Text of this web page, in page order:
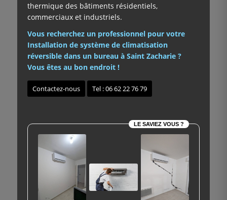
thermique des bâtiments résidentiels,
commerciaux et industriels.
Vous recherchez un professionnel pour votre
Installation de système de climatisation
réversible dans un bureau à Saint Zacharie ?
Vous êtes au bon endroit !
Contactez-nous Tel : 06 62 22 76 79
LE SAVIEZ VOUS ?